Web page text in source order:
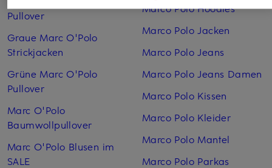
Pullover
Graue Marc O'Polo
Strickjacken
Grüne Marc O'Polo
Pullover
Marc O'Polo
Baumwollpullover
Marc O'Polo Blusen im
SALE
Marco Polo Hoodies
Marco Polo Jacken
Marco Polo Jeans
Marco Polo Jeans Damen
Marco Polo Kissen
Marco Polo Kleider
Marco Polo Mantel
Marco Polo Parkas